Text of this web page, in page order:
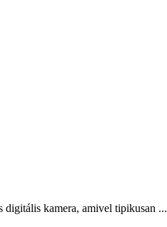
digitális kamera, amivel tipikusan ...